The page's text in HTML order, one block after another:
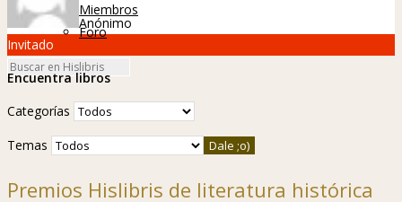
Miembros
Foro
Anónimo
Invitado
Encuentra libros
Categorías
Temas
Premios Hislibris de literatura histórica